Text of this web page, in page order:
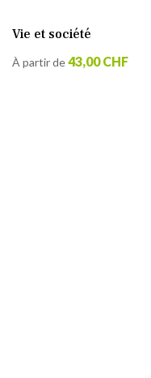
Vie et société
À partir de43,00 CHF